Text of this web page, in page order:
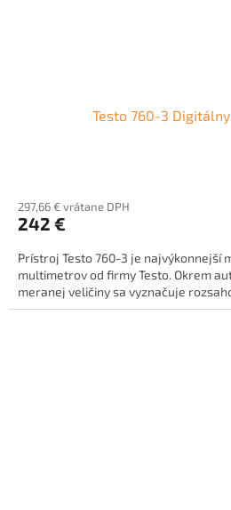
Testo 760-3
produktu
je
z
5
hviezdičiek.
297,66 € vrátane DPH
242 €
Prístroj Testo 760-3 je najvýkonnejší
multimetrov od firmy Testo. Okrem
meranej veličiny sa vyznačuje